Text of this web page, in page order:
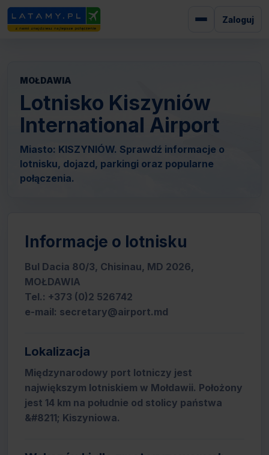
Zaloguj
MOŁDAWIA
Lotnisko Kiszyniów
International Airport
Miasto: KISZYNIÓW. Sprawdź informacje o
lotnisku, dojazd, parkingi oraz popularne
połączenia.
Informacje o lotnisku
Bul Dacia 80/3, Chisinau, MD 2026,
MOŁDAWIA
Tel.: +373 (0)2 526742
e-mail: secretary@airport.md
Lokalizacja
Międzynarodowy port lotniczy jest
największym lotniskiem w Mołdawii. Położony
jest 14 km na południe od stolicy państwa
&#8211; Kiszyniowa.